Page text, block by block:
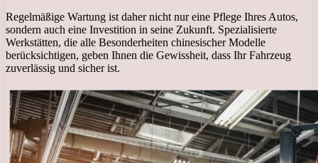
Regelmäßige Wartung ist daher nicht nur eine Pflege Ihres Autos,
sondern auch eine Investition in seine Zukunft. Spezialisierte
Werkstätten, die alle Besonderheiten chinesischer Modelle
berücksichtigen, geben Ihnen die Gewissheit, dass Ihr Fahrzeug
zuverlässig und sicher ist.